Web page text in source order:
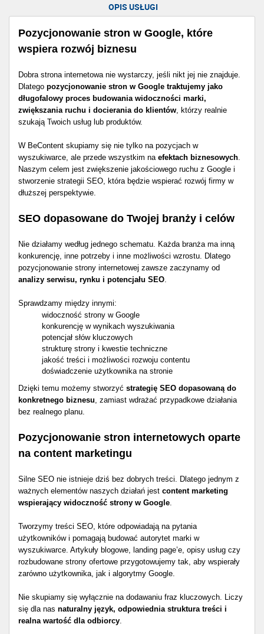
OPIS USŁUGI
Pozycjonowanie stron w Google, które
wspiera rozwój biznesu
Dobra strona internetowa nie wystarczy, jeśli nikt jej nie znajduje.
Dlatego pozycjonowanie stron w Google traktujemy jako
długofalowy proces budowania widoczności marki,
zwiększania ruchu i docierania do klientów , którzy realnie
szukają Twoich usług lub produktów.
W BeContent skupiamy się nie tylko na pozycjach w
wyszukiwarce, ale przede wszystkim na efektach biznesowych
Naszym celem jest zwiększenie jakościowego ruchu z Google i
stworzenie strategii SEO, która będzie wspierać rozwój firmy w
dłuższej perspektywie.
SEO dopasowane do Twojej branży i celów
Nie działamy według jednego schematu. Każda branża ma inną
konkurencję, inne potrzeby i inne możliwości wzrostu. Dlatego
pozycjonowanie strony internetowej zawsze zaczynamy od
analizy serwisu, rynku i potencjału SEO
Sprawdzamy między innymi:
widoczność strony w Google
konkurencję w wynikach wyszukiwania
potencjał słów kluczowych
strukturę strony i kwestie techniczne
jakość treści i możliwości rozwoju contentu
doświadczenie użytkownika na stronie
Dzięki temu możemy stworzyć strategię SEO dopasowaną do
konkretnego biznesu , zamiast wdrażać przypadkowe działania
bez realnego planu.
Pozycjonowanie stron internetowych oparte
na content marketingu
Silne SEO nie istnieje dziś bez dobrych treści. Dlatego jednym z
ważnych elementów naszych działań jest content marketing
wspierający widoczność strony w Google
Tworzymy treści SEO, które odpowiadają na pytania
użytkowników i pomagają budować autorytet marki w
wyszukiwarce. Artykuły blogowe, landing page’e, opisy usług czy
rozbudowane strony ofertowe przygotowujemy tak, aby wspierały
zarówno użytkownika, jak i algorytmy Google.
Nie skupiamy się wyłącznie na dodawaniu fraz kluczowych. Liczy
się dla nas naturalny język, odpowiednia struktura treści i
realna wartość dla odbiorcy